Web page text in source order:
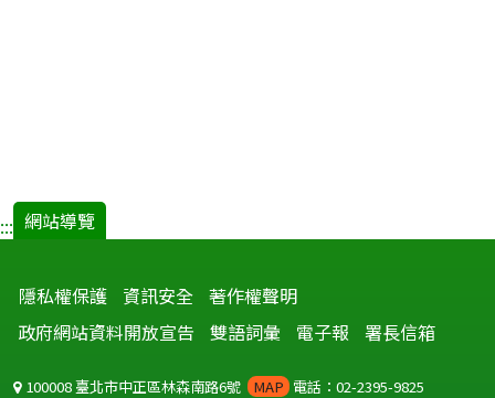
::: 網站導覽
隱私權保護 資訊安全 著作權聲明
政府網站資料開放宣告
雙語詞彙 電子報 署長信箱
100008 臺北市中正區林森南路6號 MAP 電話：02-2395-9825